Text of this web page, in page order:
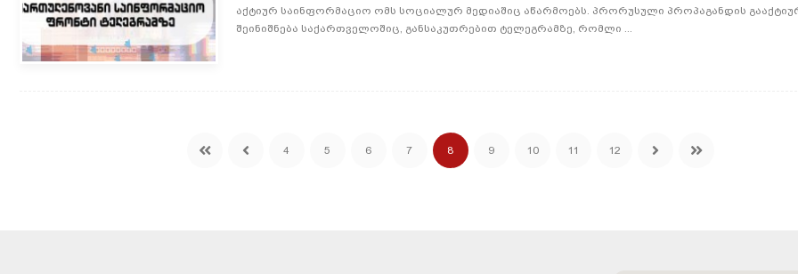
აქტიურ საინფორმაციო ომს სოციალურ მედიაშიც აწარმოებს. პრორუსული პროპაგანდის
შეინიშნება საქართველოშიც, განსაკუთრებით ტელეგრამზე, რომლი ...
4 5 6 7 8 9 10 11 12